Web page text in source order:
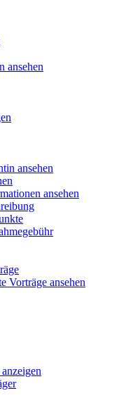
ansehen
ansehen
ansehen
Vorträge ansehen